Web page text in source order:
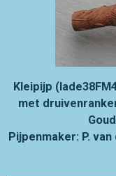
Kleipijp
met
Pijpenmaker: P.